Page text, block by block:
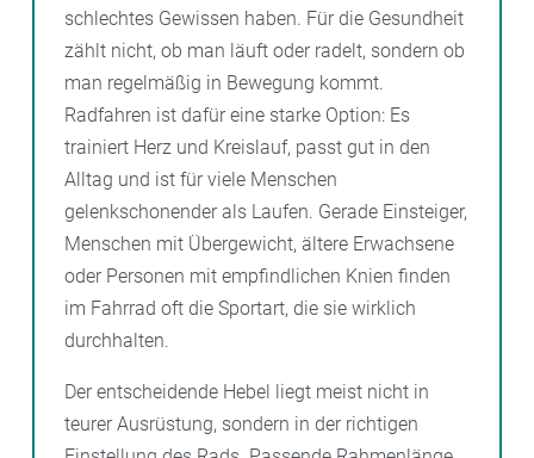
schlechtes Gewissen haben. Für die Gesundheit
zählt nicht, ob man läuft oder radelt, sondern ob
man regelmäßig in Bewegung kommt.
Radfahren ist dafür eine starke Option: Es
trainiert Herz und Kreislauf, passt gut in den
Alltag und ist für viele Menschen
gelenkschonender als Laufen. Gerade Einsteiger,
Menschen mit Übergewicht, ältere Erwachsene
oder Personen mit empfindlichen Knien finden
im Fahrrad oft die Sportart, die sie wirklich
durchhalten.
Der entscheidende Hebel liegt meist nicht in
teurer Ausrüstung, sondern in der richtigen